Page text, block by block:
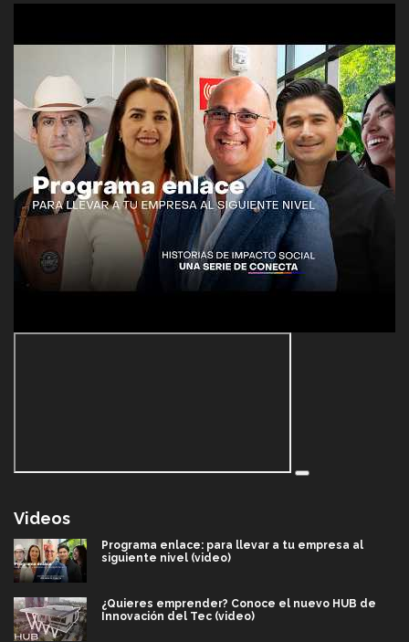
Videos
Programa enlace: para llevar a tu empresa al
siguiente nivel (video)
¿Quieres emprender? Conoce el nuevo HUB de
Innovación del Tec (video)